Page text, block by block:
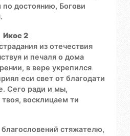
по достоянию, Богови
Икос 2
из отечествия
и печаля о дома
в вере укрепился
еси свет от благодати
Сего ради и мы,
восклицаем ти
стяжателю,